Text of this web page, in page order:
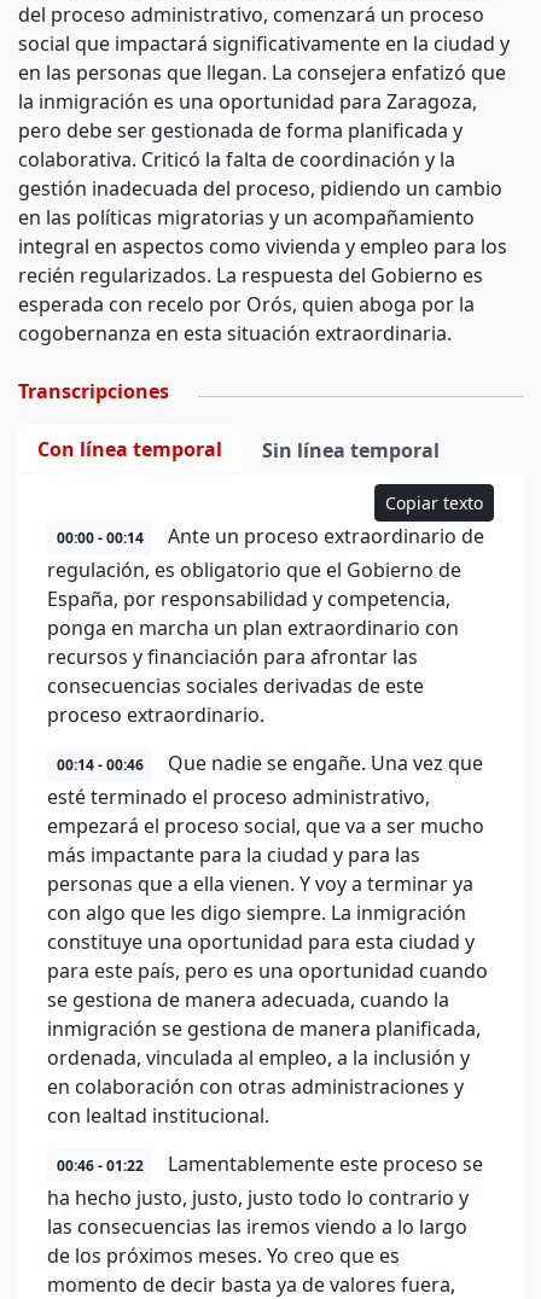
del proceso administrativo, comenzará un proceso
social que impactará significativamente en la ciudad y
en las personas que llegan. La consejera enfatizó que
la inmigración es una oportunidad para Zaragoza,
pero debe ser gestionada de forma planificada y
colaborativa. Criticó la falta de coordinación y la
gestión inadecuada del proceso, pidiendo un cambio
en las políticas migratorias y un acompañamiento
integral en aspectos como vivienda y empleo para los
recién regularizados. La respuesta del Gobierno es
esperada con recelo por Orós, quien aboga por la
cogobernanza en esta situación extraordinaria.
Transcripciones
Con línea temporal Sin línea temporal
Copiar texto
00:00 - 00:14
Ante un proceso extraordinario de
regulación, es obligatorio que el Gobierno de
España, por responsabilidad y competencia,
ponga en marcha un plan extraordinario con
recursos y financiación para afrontar las
consecuencias sociales derivadas de este
proceso extraordinario.
00:14 - 00:46
Que nadie se engañe. Una vez que
esté terminado el proceso administrativo,
empezará el proceso social, que va a ser mucho
más impactante para la ciudad y para las
personas que a ella vienen. Y voy a terminar ya
con algo que les digo siempre. La inmigración
constituye una oportunidad para esta ciudad y
para este país, pero es una oportunidad cuando
se gestiona de manera adecuada, cuando la
inmigración se gestiona de manera planificada,
ordenada, vinculada al empleo, a la inclusión y
en colaboración con otras administraciones y
con lealtad institucional.
00:46 - 01:22
Lamentablemente este proceso se
ha hecho justo, justo, justo todo lo contrario y
las consecuencias las iremos viendo a lo largo
de los próximos meses. Yo creo que es
momento de decir basta ya de valores fuera,